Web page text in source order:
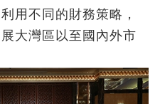
用不同的財務策略，
大灣區以至國內外市